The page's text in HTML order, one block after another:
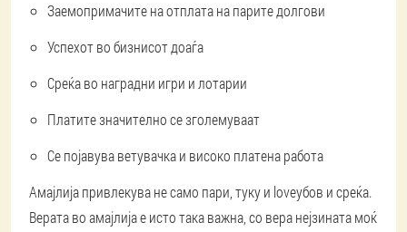
Заемопримачите на отплата на парите долгови
Успехот во бизнисот доаѓа
Среќа во наградни игри и лотарии
Платите значително се зголемуваат
Се појавува ветувачка и високо платена работа
Амајлија привлекува не само пари, туку и loveубов и среќа.
Верата во амајлија е исто така важна, со вера нејзината моќ